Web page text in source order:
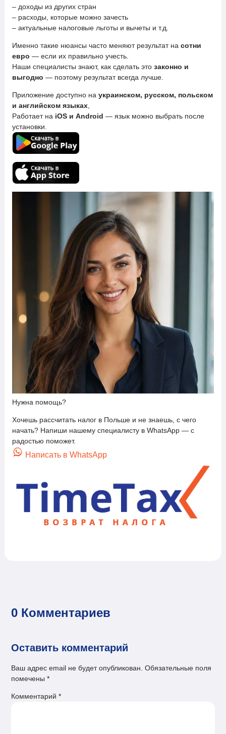
– доходы из других стран
– расходы, которые можно зачесть
– актуальные налоговые льготы и вычеты и т.д.
Именно такие нюансы часто меняют результат на сотни
евро — если их правильно учесть.
Наши специалисты знают, как сделать это законно и
выгодно — поэтому результат всегда лучше.
Приложение доступно на украинском, русском, польском
и английском языках,
Работает на iOS и Android — язык можно выбрать после
установки.
Нужна помощь?
Хочешь рассчитать налог в Польше и не знаешь, с чего
начать? Напиши нашему специалисту в WhatsApp — с
радостью поможет.
Написать в WhatsApp
0 Комментариев
Оставить комментарий
Ваш адрес email не будет опубликован. Обязательные поля
помечены*
Комментарий*